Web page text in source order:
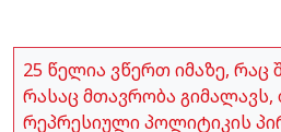
25 წელია ვწერთ იმაზე, რაც
რასაც მთავრობა გიმალავს,
რეპრესიული პოლიტიკის